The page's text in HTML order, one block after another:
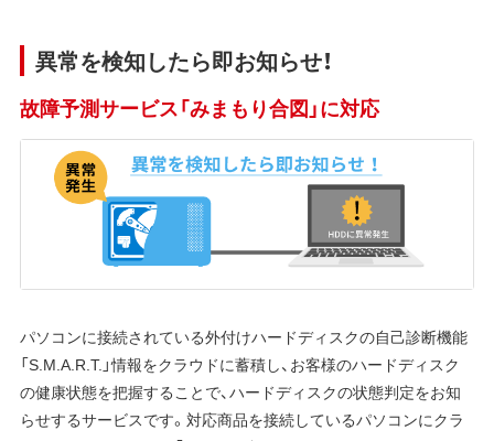
異常を検知したら即お知らせ！
故障予測サービス「みまもり合図」に対応
パソコンに接続されている外付けハードディスクの自己診断機能
「S.M.A.R.T.」情報をクラウドに蓄積し、お客様のハードディスク
の健康状態を把握することで、ハードディスクの状態判定をお知
らせするサービスです。対応商品を接続しているパソコンにクラ